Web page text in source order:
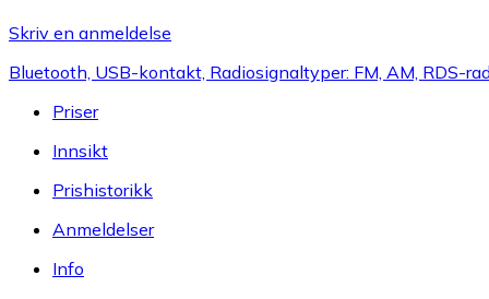
Skriv en anmeldelse
Bluetooth, USB-kontakt, Radiosignaltyper: FM, AM, RDS-
Priser
Innsikt
Prishistorikk
Anmeldelser
Info